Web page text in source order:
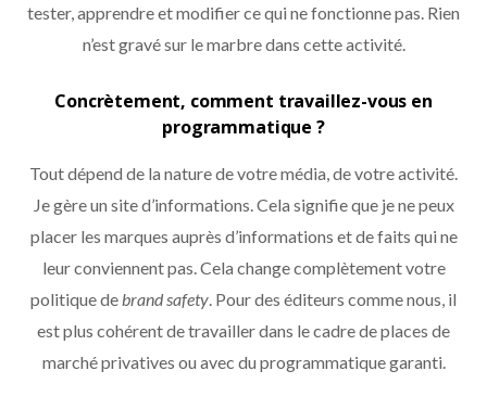
tester, apprendre et modifier ce qui ne fonctionne pas. Rien
n’est gravé sur le marbre dans cette activité.
Concrètement, comment travaillez-vous en
programmatique ?
Tout dépend de la nature de votre média, de votre activité.
Je gère un site d’informations. Cela signifie que je ne peux
placer les marques auprès d’informations et de faits qui ne
leur conviennent pas. Cela change complètement votre
politique de brand safety . Pour des éditeurs comme nous, il
est plus cohérent de travailler dans le cadre de places de
marché privatives ou avec du programmatique garanti.